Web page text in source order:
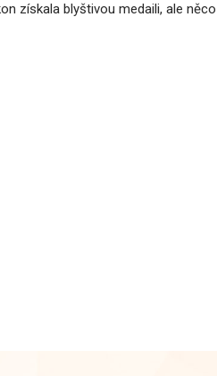
získala blyštivou medaili, ale